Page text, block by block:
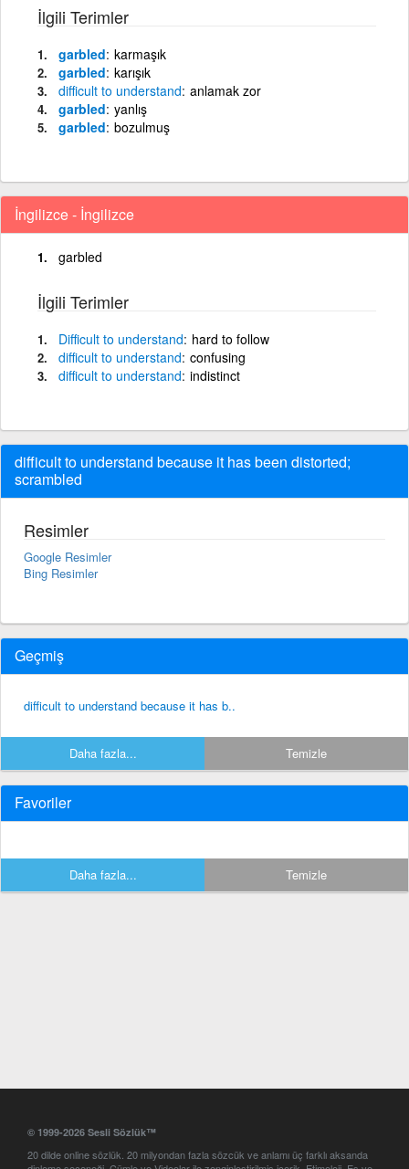
İlgili Terimler
garbled karmaşık
garbled karışık
difficult to understand anlamak zor
garbled yanlış
garbled bozulmuş
İngilizce - İngilizce
garbled
İlgili Terimler
Difficult to understand hard to follow
difficult to understand confusing
difficult to understand indistinct
difficult to understand because it has been distorted;
scrambled
Resimler
Google Resimler
Bing Resimler
Geçmiş
difficult to understand because it has b..
Daha fazla... Temizle
Favoriler
Daha fazla... Temizle
© 1999-2026 Sesli Sözlük™
20 dilde online sözlük. 20 milyondan fazla sözcük ve anlamı üç farklı aksanda